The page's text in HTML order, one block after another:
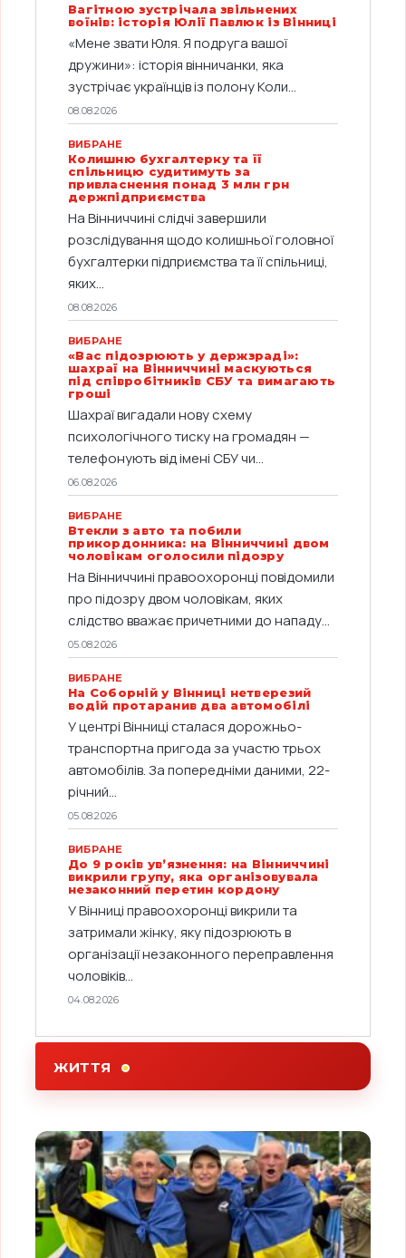
Вагітною зустрічала звільнених
воїнів: історія Юлії Павлюк із Вінниці
«Мене звати Юля. Я подруга вашої
дружини»: історія вінничанки, яка
зустрічає українців із полону Коли...
08.08.2026
ВИБРАНЕ
Колишню бухгалтерку та її
спільницю судитимуть за
привласнення понад 3 млн грн
держпідприємства
На Вінниччині слідчі завершили
розслідування щодо колишньої головної
бухгалтерки підприємства та її спільниці,
яких...
08.08.2026
ВИБРАНЕ
«Вас підозрюють у держзраді»:
шахраї на Вінниччині маскуються
під співробітників СБУ та вимагають
гроші
Шахраї вигадали нову схему
психологічного тиску на громадян —
телефонують від імені СБУ чи...
06.08.2026
ВИБРАНЕ
Втекли з авто та побили
прикордонника: на Вінниччині двом
чоловікам оголосили підозру
На Вінниччині правоохоронці повідомили
про підозру двом чоловікам, яких
слідство вважає причетними до нападу...
05.08.2026
ВИБРАНЕ
На Соборній у Вінниці нетверезий
водій протаранив два автомобілі
У центрі Вінниці сталася дорожньо-
транспортна пригода за участю трьох
автомобілів. За попередніми даними, 22-
річний...
05.08.2026
ВИБРАНЕ
До 9 років ув’язнення: на Вінниччині
викрили групу, яка організовувала
незаконний перетин кордону
У Вінниці правоохоронці викрили та
затримали жінку, яку підозрюють в
організації незаконного переправлення
чоловіків...
04.08.2026
ЖИТТЯ